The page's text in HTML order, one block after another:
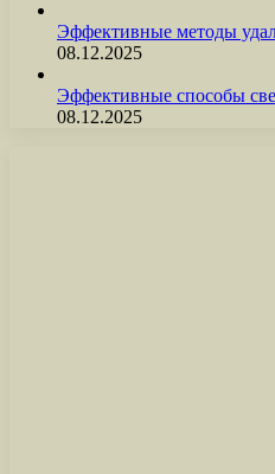
Эффективные методы
08.12.2025
Эффективные способы
08.12.2025